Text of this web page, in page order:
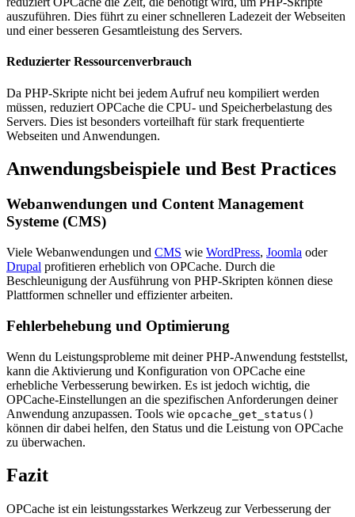
auszuführen. Dies führt zu einer schnelleren Ladezeit der Webseiten
und einer besseren Gesamtleistung des Servers.
Reduzierter Ressourcenverbrauch
Da PHP-Skripte nicht bei jedem Aufruf neu kompiliert werden
müssen, reduziert OPCache die CPU- und Speicherbelastung des
Servers. Dies ist besonders vorteilhaft für stark frequentierte
Webseiten und Anwendungen.
Anwendungsbeispiele und Best Practices
Webanwendungen und Content Management
Systeme (CMS)
Viele Webanwendungen und CMS wie WordPress, Joomla oder
Drupal profitieren erheblich von OPCache. Durch die
Beschleunigung der Ausführung von PHP-Skripten können diese
Plattformen schneller und effizienter arbeiten.
Fehlerbehebung und Optimierung
Wenn du Leistungsprobleme mit deiner PHP-Anwendung feststellst,
kann die Aktivierung und Konfiguration von OPCache eine
erhebliche Verbesserung bewirken. Es ist jedoch wichtig, die
OPCache-Einstellungen an die spezifischen Anforderungen deiner
Anwendung anzupassen. Tools wie opcache_get_status()
können dir dabei helfen, den Status und die Leistung von OPCache
zu überwachen.
Fazit
OPCache ist ein leistungsstarkes Werkzeug zur Verbesserung der